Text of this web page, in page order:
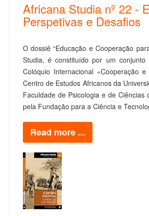
Africana Studia nº 22 -
Perspetivas e Desafios
O dossiê “Educação e Cooperação
Studia, é constituído por um
Colóquio Internacional «Cooperação
Centro de Estudos Africanos da
Faculdade de Psicologia e de
pela Fundação para a Ciência e
Read more ...